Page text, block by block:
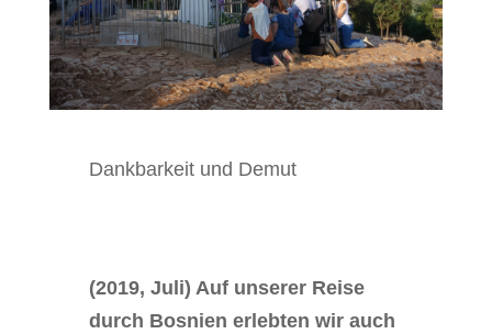
Dankbarkeit und Demut
(2019, Juli) Auf unserer Reise
durch Bosnien erlebten wir auch